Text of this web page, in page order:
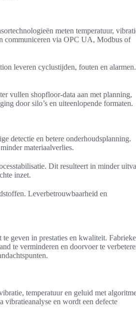
meten temperatuur,
communiceren via OPC UA, Modbus of
leveren cyclustijden, fouten en alarmen.
vullen shopfloor-data aan met planning,
door silo’s en uiteenlopende formaten.
detectie en betere onderhoudsplanning.
materiaalverlies.
Dit resulteert in minder
inzet.
Leverbetrouwbaarheid en
geven in prestaties en kwaliteit.
te verminderen en doorvoer te
temperatuur en geluid met
en wordt een defecte